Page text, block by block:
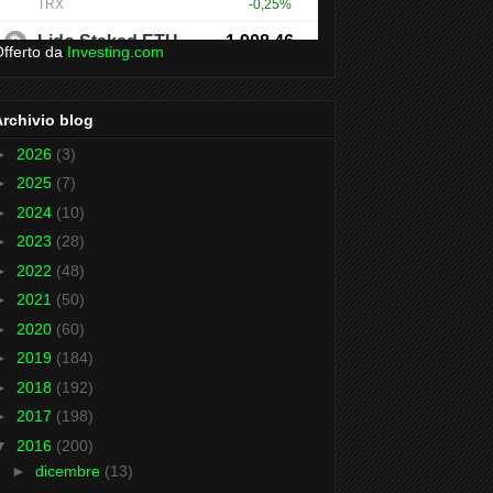
da Investing.com
blog
2026 (3)
2025 (7)
2024 (10)
2023 (28)
2022 (48)
2021 (50)
2020 (60)
2019 (184)
2018 (192)
2017 (198)
2016 (200)
► dicembre (13)